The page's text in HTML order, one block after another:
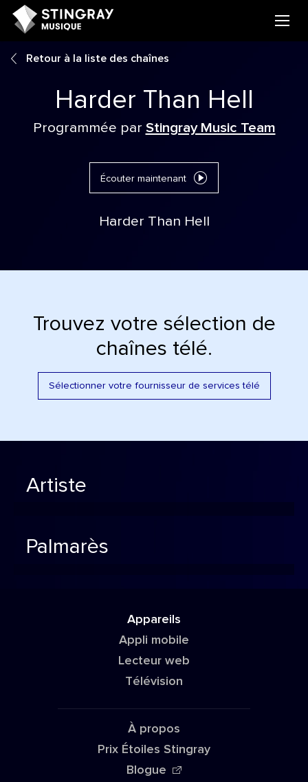
Retour à la liste des chaînes
Harder Than Hell
Programmée par Stingray Music Team
Écouter maintenant
Harder Than Hell
Trouvez votre sélection de
chaînes télé.
Sélectionner votre fournisseur de services télé
Artiste
Palmarès
Appareils
Appli mobile
Lecteur web
Télévision
À propos
Prix Étoiles Stingray
Blogue